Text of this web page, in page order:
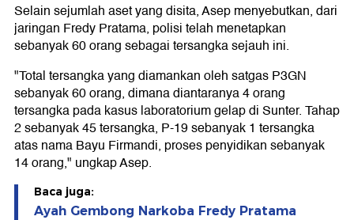
Selain sejumlah aset yang disita, Asep menyebutkan, dari
jaringan Fredy Pratama, polisi telah menetapkan
sebanyak 60 orang sebagai tersangka sejauh ini.
"Total tersangka yang diamankan oleh satgas P3GN
sebanyak 60 orang, dimana diantaranya 4 orang
tersangka pada kasus laboratorium gelap di Sunter. Tahap
2 sebanyak 45 tersangka, P-19 sebanyak 1 tersangka
atas nama Bayu Firmandi, proses penyidikan sebanyak
14 orang," ungkap Asep.
Baca juga:
Ayah Gembong Narkoba Fredy Pratama